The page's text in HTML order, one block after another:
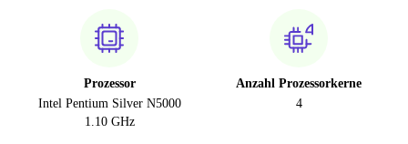
Prozessor
Intel Pentium Silver N5000
1.10 GHz
Anzahl Prozessorkerne
4